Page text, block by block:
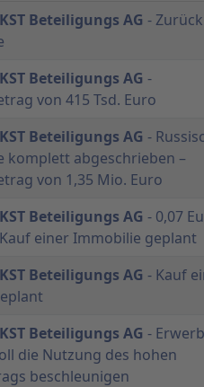
Beteiligungs AG -
Beteiligungs AG -
von 415 Tsd. Euro
Beteiligungs AG -
komplett abgeschrieben –
von 1,35 Mio. Euro
Beteiligungs AG - 0,07
einer Immobilie geplant
Beteiligungs AG - Kauf
Beteiligungs AG -
die Nutzung des hohen
beschleunigen